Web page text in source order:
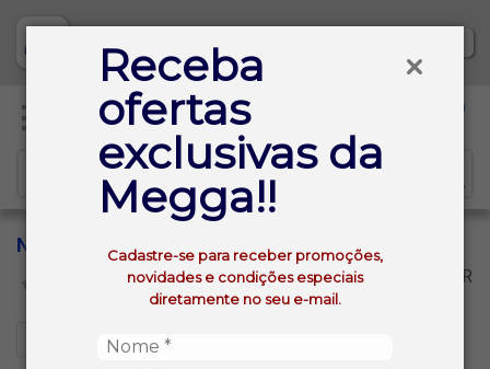
Receba
ofertas
exclusivas da
Megga!!
Cadastre-se para receber promoções,
novidades e condições especiais
diretamente no seu e-mail.
NUTRIAL
VOLTAR
NUTRIAL